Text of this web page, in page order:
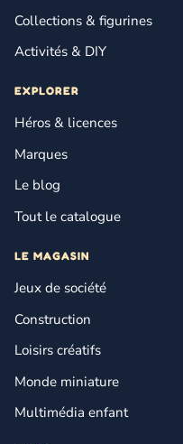
Collections & figurines
Activités & DIY
EXPLORER
Héros & licences
Marques
Le blog
Tout le catalogue
LE MAGASIN
Jeux de société
Construction
Loisirs créatifs
Monde miniature
Multimédia enfant